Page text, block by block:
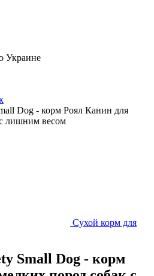
Украине
Dog - корм Роял Канин для
лишним весом
Сухой корм для
Small Dog - корм